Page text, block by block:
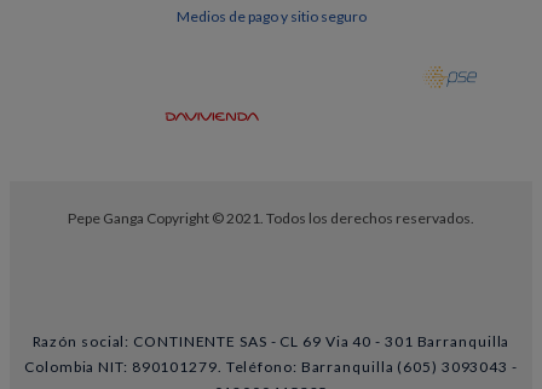
Medios de pago y sitio seguro
Pepe Ganga Copyright © 2021. Todos los derechos reservados.
Razón social: CONTINENTE SAS - CL 69 Via 40 - 301 Barranquilla
Colombia NIT: 890101279. Teléfono: Barranquilla (605) 3093043 -